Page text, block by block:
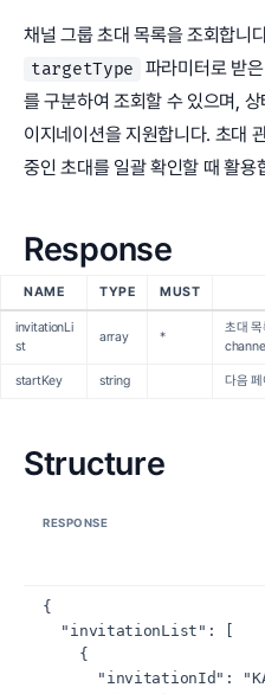
채널 그룹 초대 목록을 조회합니
targetType 파라미터로 받
를 구분하여 조회할 수 있으며,
이지네이션을 지원합니다. 초대
중인 초대를 일괄 확인할 때 활용
Response
NAME TYPE MUST
invitationLi
st
array *
초대
startKey string 다음 페
Structure
RESPONSE
{